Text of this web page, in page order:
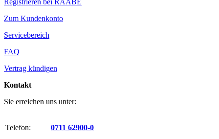
Zum Kundenkonto
Servicebereich
FAQ
Vertrag kündigen
Kontakt
Sie erreichen uns unter:
Telefon: 0711 62900-0